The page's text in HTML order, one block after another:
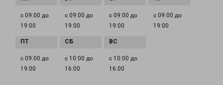
с 09:00 до
19:00
с 09:00 до
19:00
с 09:00 до
19:00
с 09:00 до
19:00
с 09:00 до
19:00
с 10:00 до
16:00
с 10:00 до
16:00